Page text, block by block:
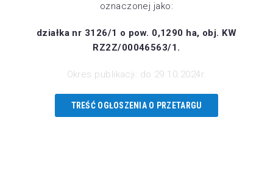
oznaczonej jako:
działka nr 3126/1 o pow. 0,1290 ha, obj. KW
RZ2Z/00046563/1.
Okres publikacji: do 29.10.2024r.
TREŚĆ OGŁOSZENIA O PRZETARGU